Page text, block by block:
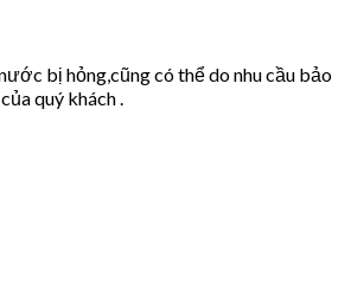
bị hỏng,cũng có thể do nhu cầu bảo
quý khách .